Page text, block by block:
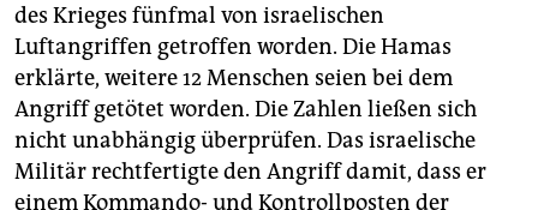
des Krieges fünfmal von israelischen
Luftangriffen getroffen worden. Die Hamas
erklärte, weitere 12 Menschen seien bei dem
Angriff getötet worden. Die Zahlen ließen sich
nicht unabhängig überprüfen. Das israelische
Militär rechtfertigte den Angriff damit, dass er
einem Kommando- und Kontrollposten der